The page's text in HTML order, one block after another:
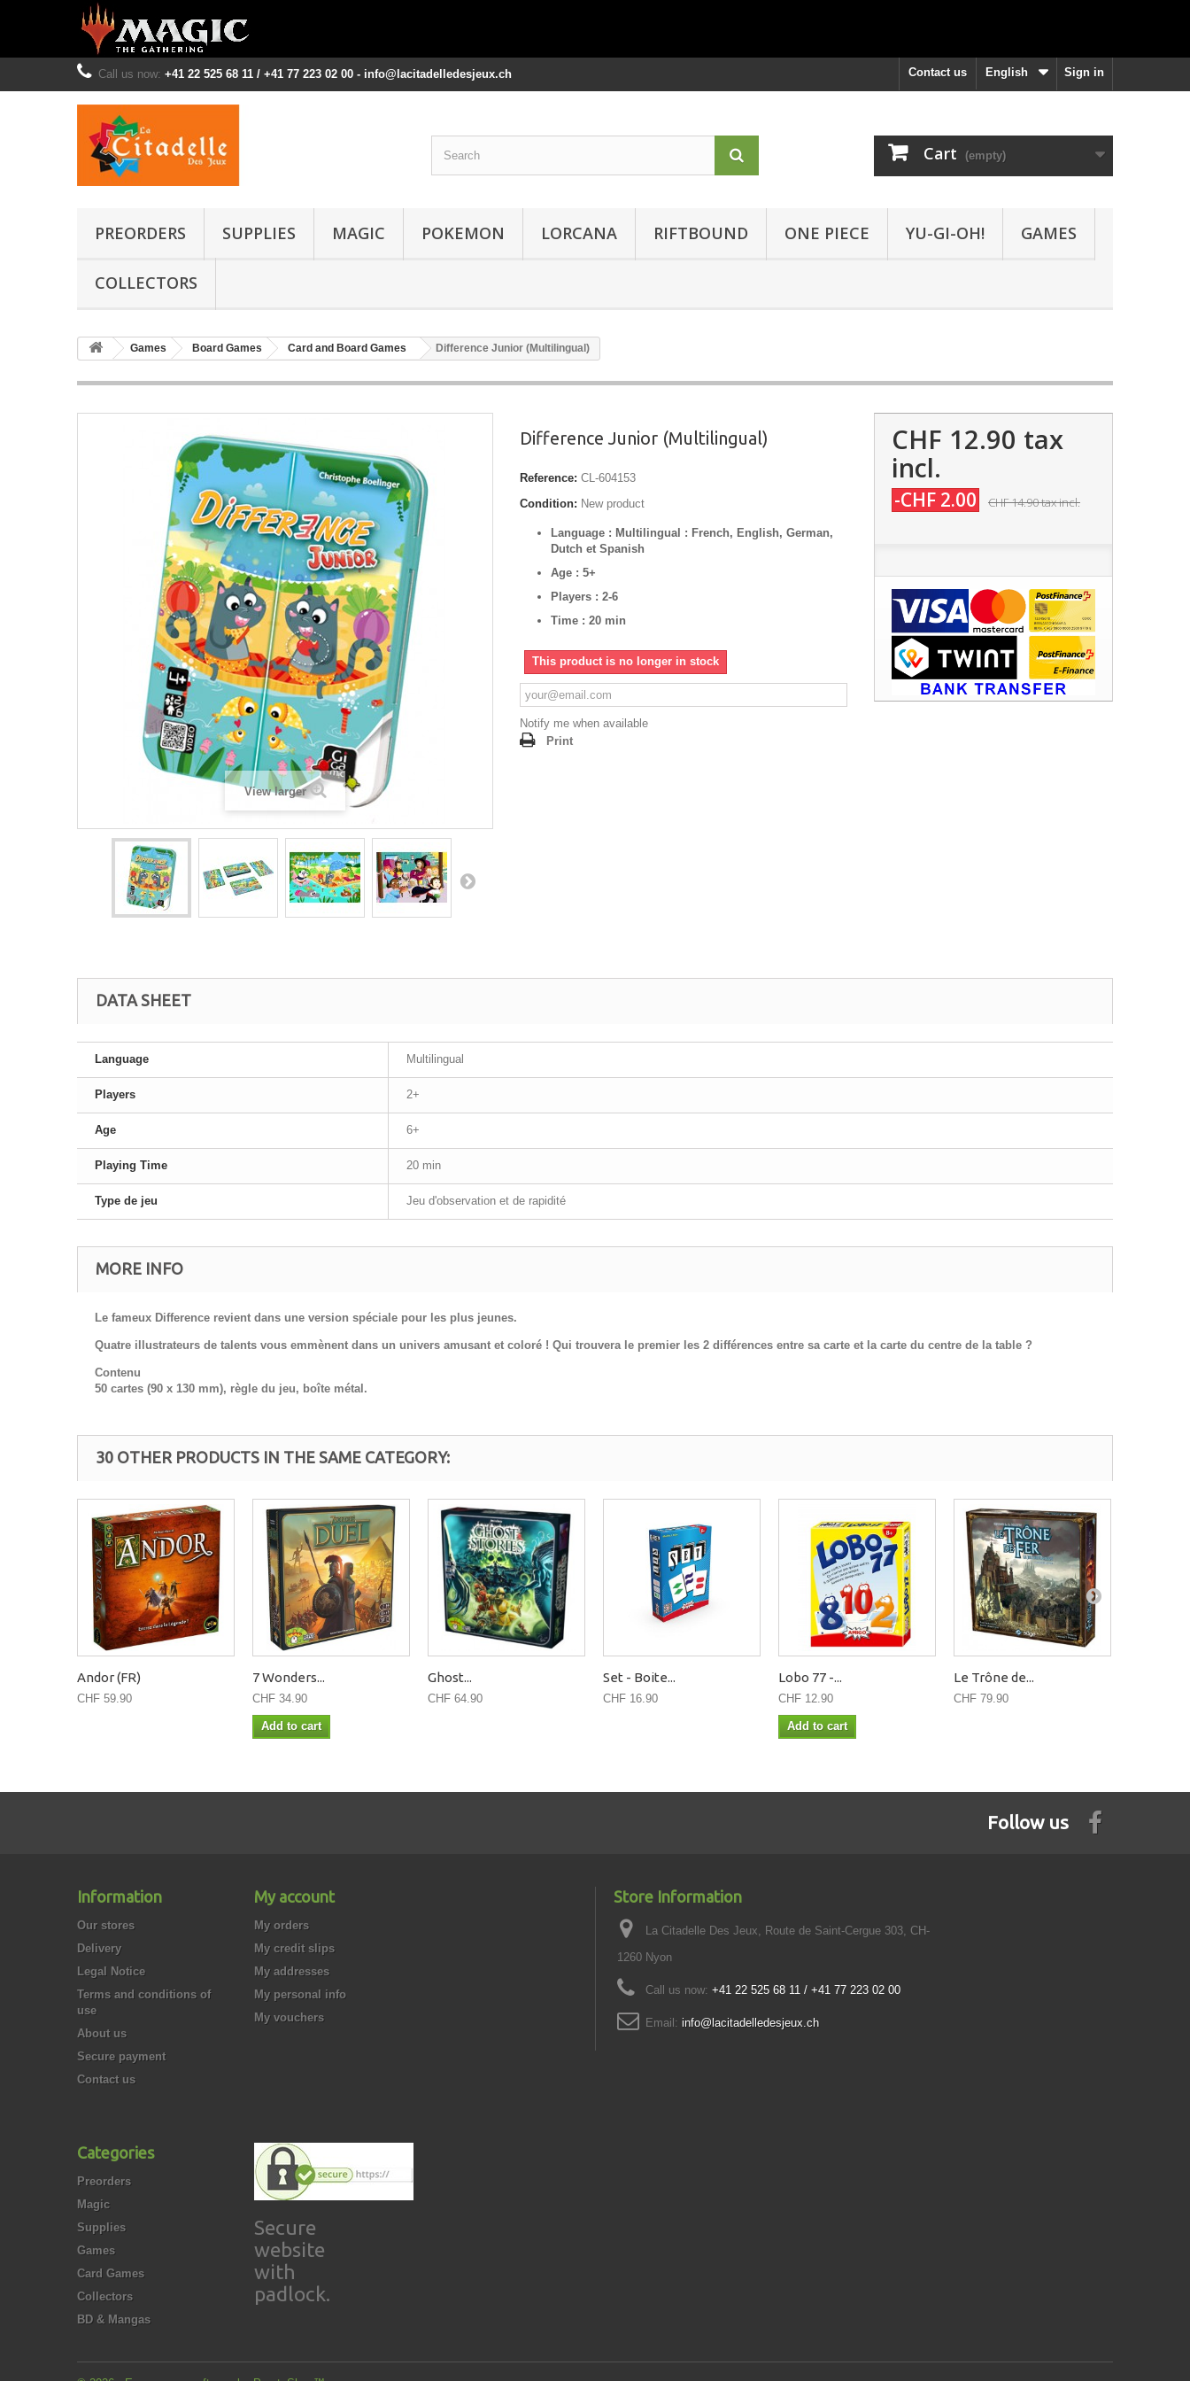
Sign in
English
Contact us
Call us now: +41 22 525 68 11 / +41 77 223 02 00 - info@lacitadelledesjeux.ch
Cart (empty)
PREORDERS SUPPLIES MAGIC POKEMON LORCANA RIFTBOUND ONE PIECE YU-GI-OH! GAMES
COLLECTORS
Games Board Games Card and Board Games Difference Junior (Multilingual)
View larger
Difference Junior (Multilingual)
Reference: CL-604153
Condition: New product
Language : Multilingual : French, English, German,
Dutch et Spanish
Age : 5+
Players : 2-6
Time : 20 min
This product is no longer in stock
Notify me when available
Print
CHF 12.90 tax
incl.
-CHF 2.00 CHF 14.90tax incl.
DATA SHEET
Language Multilingual
Players 2+
Age 6+
Playing Time 20 min
Type de jeu Jeu d'observation et de rapidité
MORE INFO
Le fameux Difference revient dans une version spéciale pour les plus jeunes.
Quatre illustrateurs de talents vous emmènent dans un univers amusant et coloré ! Qui trouvera le premier les 2 différences entre sa carte et la carte du centre de la table ?
Contenu
50 cartes (90 x 130 mm), règle du jeu, boîte métal.
30 OTHER PRODUCTS IN THE SAME CATEGORY:
Andor (FR)
CHF 59.90
7 Wonders...
CHF 34.90
Add to cart
Ghost...
CHF 64.90
Set - Boite...
CHF 16.90
Lobo 77 -...
CHF 12.90
Add to cart
Le Trône de...
CHF 79.90
Follow us
Information
Our stores
Delivery
Legal Notice
Terms and conditions of
use
About us
Secure payment
Contact us
My account
My orders
My credit slips
My addresses
My personal info
My vouchers
Store Information
La Citadelle Des Jeux, Route de Saint-Cergue 303, CH-
1260 Nyon
Call us now: +41 22 525 68 11 / +41 77 223 02 00
Email: info@lacitadelledesjeux.ch
Categories
Preorders
Magic
Supplies
Games
Card Games
Collectors
BD & Mangas
Secure
website
with
padlock.